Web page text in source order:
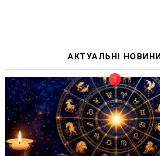
АКТУАЛЬНІ НОВИНИ